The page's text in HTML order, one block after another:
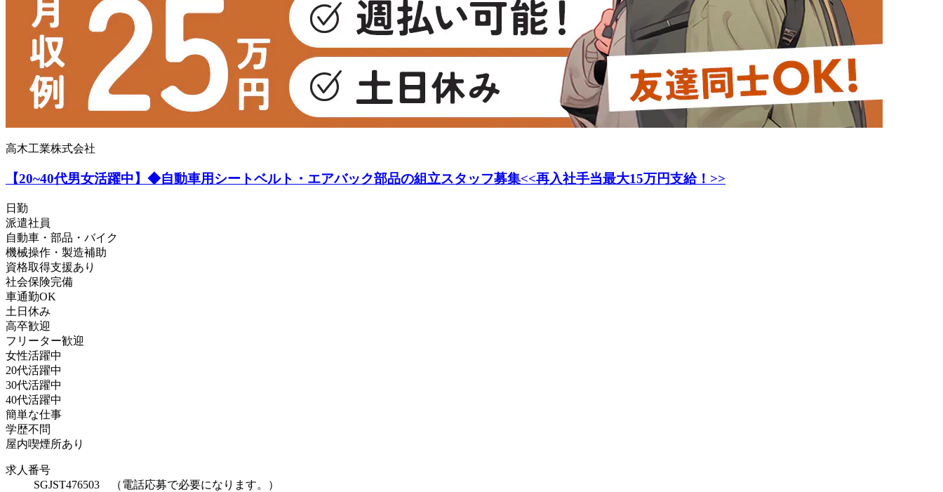
高木工業株式会社
【20~40代男女活躍中】◆自動車用シートベルト・エアバック部品の組立スタッフ募集<<再入社手当最大15万円支給！>>
日勤
派遣社員
自動車・部品・バイク
機械操作・製造補助
資格取得支援あり
社会保険完備
車通勤OK
土日休み
高卒歓迎
フリーター歓迎
女性活躍中
20代活躍中
30代活躍中
40代活躍中
簡単な仕事
学歴不問
屋内喫煙所あり
求人番号
SGJST476503 （電話応募で必要になります。）